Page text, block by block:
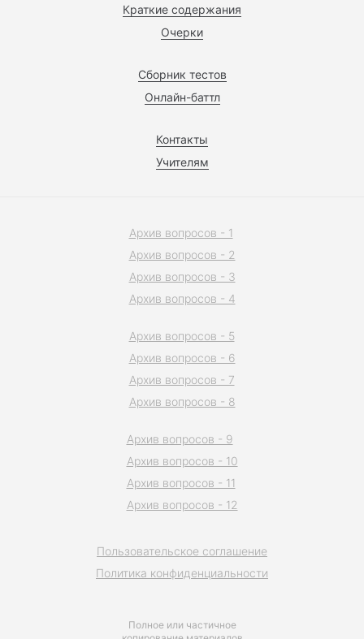
Краткие содержания
Очерки
Сборник тестов
Онлайн-баттл
Контакты
Учителям
Полное или частичное
Пользовательское соглашение
Политика конфиденциальности
Архив вопросов - 1
Архив вопросов - 2
Архив вопросов - 3
Архив вопросов - 4
Архив вопросов - 5
Архив вопросов - 6
Архив вопросов - 7
Архив вопросов - 8
Архив вопросов - 9
Архив вопросов - 10
Архив вопросов - 11
Архив вопросов - 12